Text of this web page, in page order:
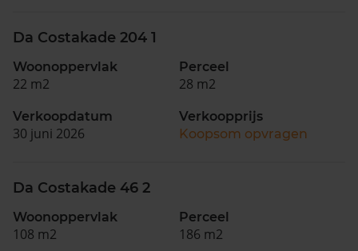
Da Costakade 204 1
Woonoppervlak
22 m2
Perceel
28 m2
Verkoopdatum
30 juni 2026
Verkoopprijs
Koopsom opvragen
Da Costakade 46 2
Woonoppervlak
108 m2
Perceel
186 m2